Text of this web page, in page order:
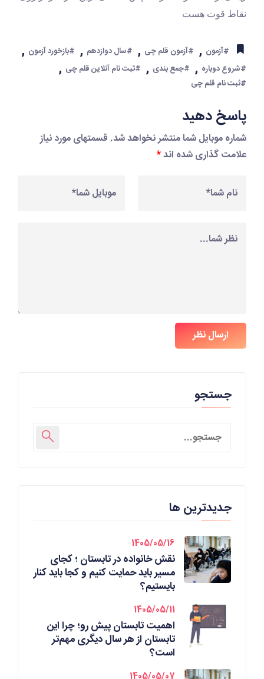
نقاط قوت هست
#آزمون , #آزمون قلم چی , #سال دوازدهم , #بازخورد آزمون ,
#شروع دوباره , #جمع بندی , #ثبت نام آنلاین قلم چی ,
#ثبت نام قلم چی
پاسخ دهید
شماره موبایل شما منتشر نخواهد شد. قسمتهای مورد نیاز
علامت گذاری شده اند*
ارسال نظر
جستجو
جدیدترین ها
1405/05/16
نقش خانواده در تابستان ؛ کجای
مسیر باید حمایت کنیم و کجا باید کنار
بایستیم؟
1405/05/11
اهمیت تابستان پیش رو؛ چرا این
تابستان از هر سال دیگری مهم‌تر
است؟